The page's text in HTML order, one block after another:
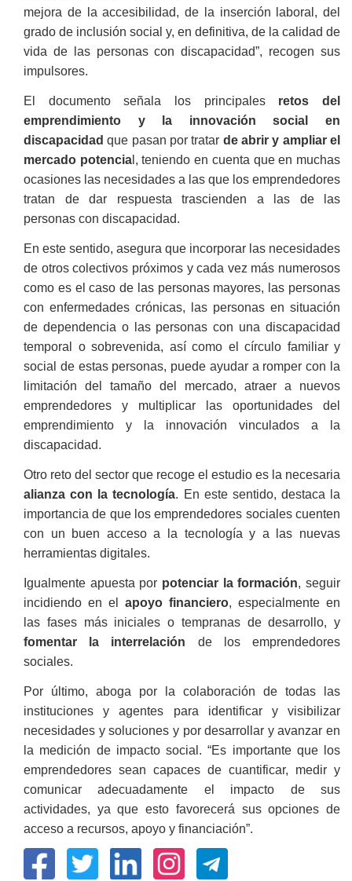
mejora de la accesibilidad, de la inserción laboral, del
grado de inclusión social y, en definitiva, de la calidad de
vida de las personas con discapacidad”, recogen sus
impulsores.
El documento señala los principales retos del
emprendimiento y la innovación social en
discapacidadque pasan por tratar de abrir y ampliar el
mercado potencial, teniendo en cuenta que en muchas
ocasiones las necesidades a las que los emprendedores
tratan de dar respuesta trascienden a las de las
personas con discapacidad.
En este sentido, asegura que incorporar las necesidades
de otros colectivos próximos y cada vez más numerosos
como es el caso de las personas mayores, las personas
con enfermedades crónicas, las personas en situación
de dependencia o las personas con una discapacidad
temporal o sobrevenida, así como el círculo familiar y
social de estas personas, puede ayudar a romper con la
limitación del tamaño del mercado, atraer a nuevos
emprendedores y multiplicar las oportunidades del
emprendimiento y la innovación vinculados a la
discapacidad.
Otro reto del sector que recoge el estudio es la necesaria
alianza con la tecnología. En este sentido, destaca la
importancia de que los emprendedores sociales cuenten
con un buen acceso a la tecnología y a las nuevas
herramientas digitales.
Igualmente apuesta por potenciar la formación, seguir
incidiendo en el apoyo financiero, especialmente en
las fases más iniciales o tempranas de desarrollo, y
fomentar la interrelación de los emprendedores
sociales.
Por último, aboga por la colaboración de todas las
instituciones y agentes para identificar y visibilizar
necesidades y soluciones y por desarrollar y avanzar en
la medición de impacto social. “Es importante que los
emprendedores sean capaces de cuantificar, medir y
comunicar adecuadamente el impacto de sus
actividades, ya que esto favorecerá sus opciones de
acceso a recursos, apoyo y financiación”.